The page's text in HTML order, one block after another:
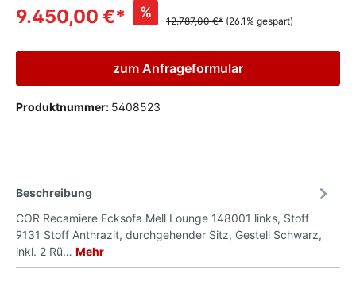
9.450,00 €* %
12.787,00 €* (26.1% gespart)
zum Anfrageformular
Produktnummer: 5408523
Beschreibung
COR Recamiere Ecksofa Mell Lounge 148001 links, Stoff
9131 Stoff Anthrazit, durchgehender Sitz, Gestell Schwarz,
inkl. 2 Rü… Mehr